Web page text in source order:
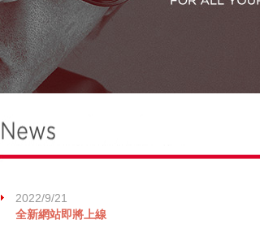
2022/9/21
全新網站即將上線